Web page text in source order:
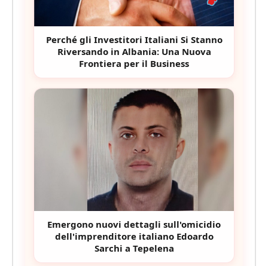
Perché gli Investitori Italiani Si Stanno
Riversando in Albania: Una Nuova
Frontiera per il Business
Emergono nuovi dettagli sull'omicidio
dell'imprenditore italiano Edoardo
Sarchi a Tepelena